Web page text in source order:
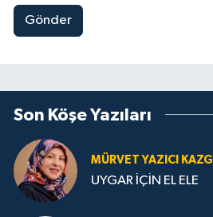
Gönder
Son Köşe Yazıları
MÜRVET YAZICI KAZGI
UYGAR İÇİN EL ELE